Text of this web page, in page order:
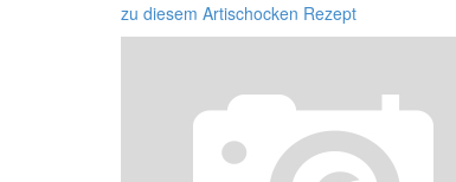
zu diesem Artischocken Rezept